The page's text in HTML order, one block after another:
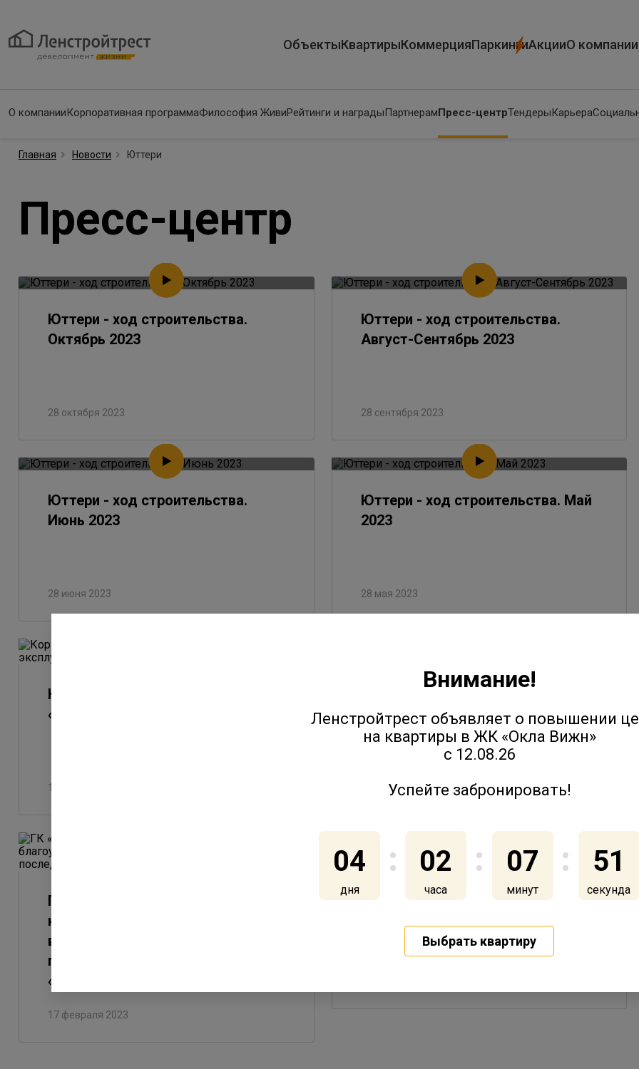
ОбъектыКвартирыКоммерцияПаркингиАкцииО компании
О компанииКорпоративная программаФилософия ЖивиРейтинги и наградыПартнерамПресс-центрТендерыКарьера
Главная Новости Юттери
Пресс-центр
Юттери - ход строительства.
Октябрь 2023
28 октября 2023
Юттери - ход строительства.
Август-Сентябрь 2023
28 сентября 2023
Юттери - ход строительства.
Июнь 2023
28 июня 2023
Юттери - ход строительства. Май
2023
28 мая 2023
Корпус 7 финского квартала
«Юттери» введен в эксплуатацию
10 апреля 2023
Юттери - ход строительства.
ГК «Ленстройтрест» утвердила
концепцию благоустройства
внутренней территории одного из
последних домов в квартале
«Юттери»
17 февраля 2023
Юттери - ход строительства.
Внимание!
Ленстройтрест объявляет о повышении
на квартиры в ЖК «Окла Вижн»
с 12.08.26
Успейте забронировать!
04
дня
02
часа
07
минут
51
секунда
Выбрать квартиру